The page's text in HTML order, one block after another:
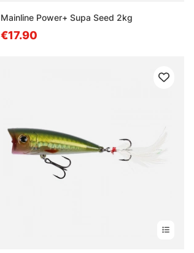
Mainline Power+ Supa Seed 2kg
€17.90